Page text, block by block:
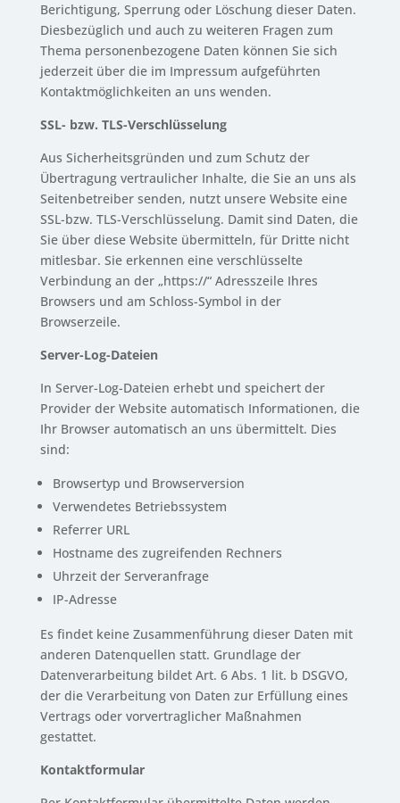
Berichtigung, Sperrung oder Löschung dieser Daten.
Diesbezüglich und auch zu weiteren Fragen zum
Thema personenbezogene Daten können Sie sich
jederzeit über die im Impressum aufgeführten
Kontaktmöglichkeiten an uns wenden.
SSL- bzw. TLS-Verschlüsselung
Aus Sicherheitsgründen und zum Schutz der
Übertragung vertraulicher Inhalte, die Sie an uns als
Seitenbetreiber senden, nutzt unsere Website eine
SSL-bzw. TLS-Verschlüsselung. Damit sind Daten, die
Sie über diese Website übermitteln, für Dritte nicht
mitlesbar. Sie erkennen eine verschlüsselte
Verbindung an der „https://“ Adresszeile Ihres
Browsers und am Schloss-Symbol in der
Browserzeile.
Server-Log-Dateien
In Server-Log-Dateien erhebt und speichert der
Provider der Website automatisch Informationen, die
Ihr Browser automatisch an uns übermittelt. Dies
sind:
Browsertyp und Browserversion
Verwendetes Betriebssystem
Referrer URL
Hostname des zugreifenden Rechners
Uhrzeit der Serveranfrage
IP-Adresse
Es findet keine Zusammenführung dieser Daten mit
anderen Datenquellen statt. Grundlage der
Datenverarbeitung bildet Art. 6 Abs. 1 lit. b DSGVO,
der die Verarbeitung von Daten zur Erfüllung eines
Vertrags oder vorvertraglicher Maßnahmen
gestattet.
Kontaktformular